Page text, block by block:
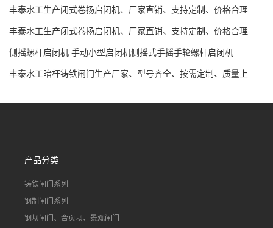
制、全国发货
丰泰水工生产闭式卷扬启闭机、厂家直销、支持定制、价格合理
丰泰水工生产闭式卷扬启闭机、厂家直销、支持定制、价格合理
侧摇螺杆启闭机 手动小型启闭机侧摇式手摇手轮螺杆启闭机
丰泰水工暗杆铸铁闸门生产厂家、型号齐全、按需定制、质量上
产品分类
铸铁闸门系列
钢制闸门系列
钢坝闸门、合页坝、景观闸门